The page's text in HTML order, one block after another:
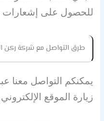
للحصول على
طرق التواصل مع شركة ركن
يمكنكم التواصل معنا
زيارة الموقع